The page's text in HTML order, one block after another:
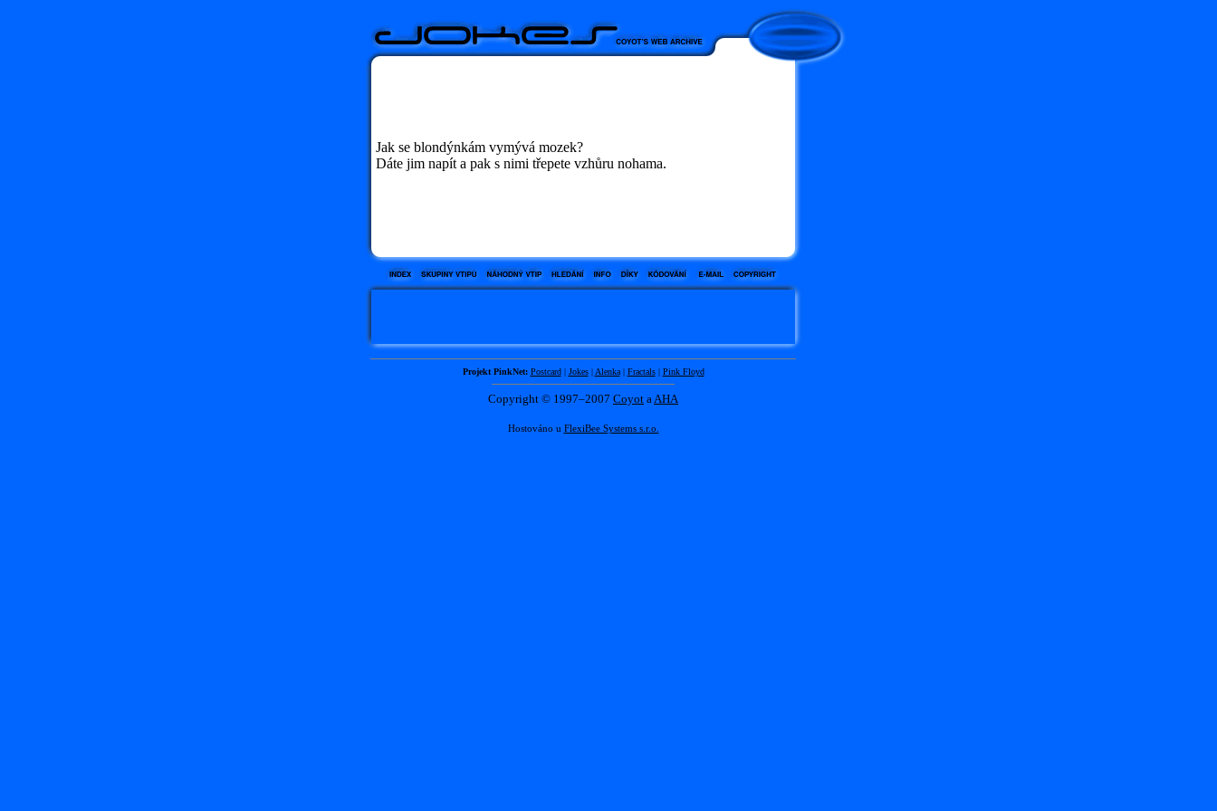
Jak se blondýnkám vymývá mozek?
Dáte jim napít a pak s nimi třepete vzhůru nohama.
Projekt PinkNet: Postcard| Jokes| Alenka| Fractals| Pink Floyd
Copyright © 1997–2007 Coyot aAHA
Hostováno u FlexiBee Systems s.r.o.